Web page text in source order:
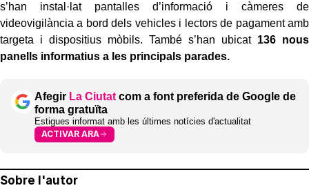
s’han instal·lat pantalles d’informació i càmeres de
videovigilància a bord dels vehicles i lectors de pagament amb
targeta i dispositius mòbils. També s’han ubicat136 nous
panells informatius a les principals parades.
Afegir La Ciutat com a font preferida de Google de
forma gratuïta
Estigues informat amb les últimes notícies d'actualitat
ACTIVAR ARA
Sobre l'autor